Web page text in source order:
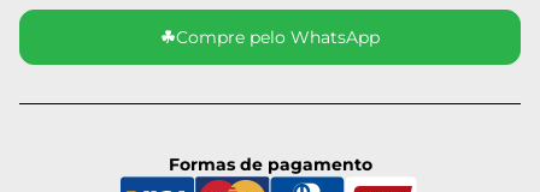
☘Compre pelo WhatsApp
Formas de pagamento